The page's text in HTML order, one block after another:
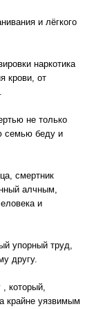
и лёгкого
наркотика
крови, от
не только
семью беду и
смертник
алчным,
и
упорный труд,
другу.
, который,
крайне уязвимым